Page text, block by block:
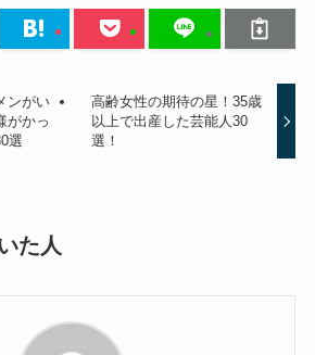
ンがい
がかっ
選
高齢女性の期待の星！35歳
以上で出産した芸能人30
選！
た人